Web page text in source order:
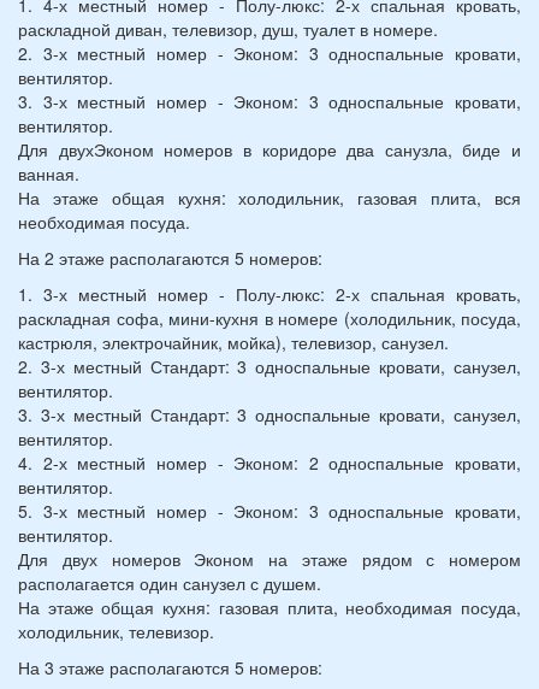
раскладной диван, телевизор, душ, туалет в номере.
2. 3-х местный номер - Эконом: 3 односпальные кровати,
вентилятор.
3. 3-х местный номер - Эконом: 3 односпальные кровати,
вентилятор.
Для двухЭконом номеров в коридоре два санузла, биде и
ванная.
На этаже общая кухня: холодильник, газовая плита, вся
необходимая посуда.
На 2 этаже располагаются 5 номеров:
1. 3-х местный номер - Полу-люкс: 2-х спальная кровать,
раскладная софа, мини-кухня в номере (холодильник, посуда,
кастрюля, электрочайник, мойка), телевизор, санузел.
2. 3-х местный Стандарт: 3 односпальные кровати, санузел,
вентилятор.
3. 3-х местный Стандарт: 3 односпальные кровати, санузел,
вентилятор.
4. 2-х местный номер - Эконом: 2 односпальные кровати,
вентилятор.
5. 3-х местный номер - Эконом: 3 односпальные кровати,
вентилятор.
Для двух номеров Эконом на этаже рядом с номером
располагается один санузел с душем.
На этаже общая кухня: газовая плита, необходимая посуда,
холодильник, телевизор.
На 3 этаже располагаются 5 номеров: